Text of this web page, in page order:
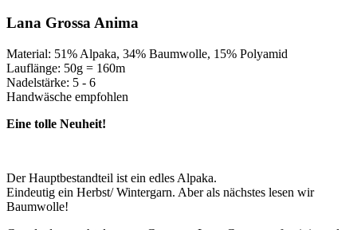
Lana Grossa Anima
Material: 51% Alpaka, 34% Baumwolle, 15% Polyamid
Lauflänge: 50g = 160m
Nadelstärke: 5 - 6
Handwäsche empfohlen
Eine tolle Neuheit!
Der Hauptbestandteil ist ein edles Alpaka.
Eindeutig ein Herbst/ Wintergarn. Aber als nächstes lesen wir
Baumwolle!